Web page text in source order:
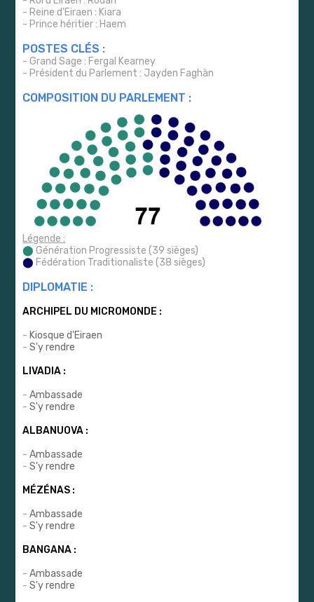
- Reine d'Eiraen : Kiara
- Prince héritier : Haem
POSTES CLÉS :
- Grand Sage : Fergal Kearney
- Président du Parlement : Jayden Faghàn
COMPOSITION DU PARLEMENT :
Légende :
⬤ Génération Progressiste (39 sièges)
⬤ Fédération Traditionaliste (38 sièges)
DIPLOMATIE :
ARCHIPEL DU MICROMONDE :
- Kiosque d'Eiraen
-S'y rendre
LIVADIA :
-Ambassade
-S'y rendre
ALBANUOVA :
-Ambassade
-S'y rendre
MÉZÉNAS :
-Ambassade
-S'y rendre
BANGANA :
-Ambassade
-S'y rendre